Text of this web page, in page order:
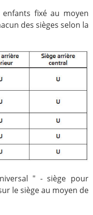
fixé au moyen
des sièges selon la
" - siège pour
le siège au moyen de